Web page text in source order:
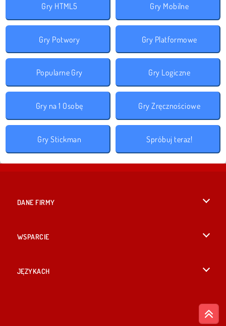
Gry HTML5 Gry Mobilne
Gry Potwory Gry Platformowe
Popularne Gry Gry Logiczne
Gry na 1 Osobę Gry Zręcznościowe
Gry Stickman Spróbuj teraz!
DANE FIRMY
WSPARCIE
JĘZYKACH